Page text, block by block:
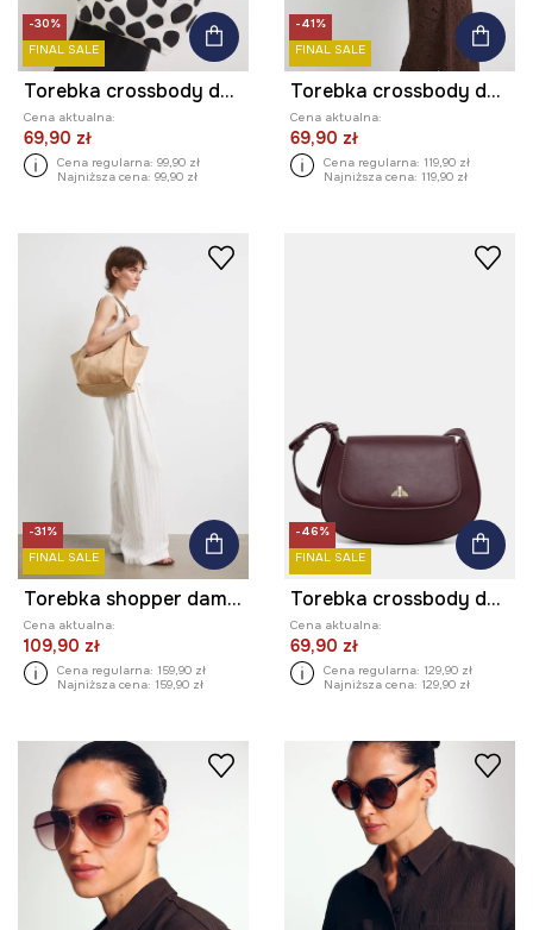
-30%
FINAL SALE
Torebka crossbody damska
Cena aktualna:
69,90 zł
Cena regularna: 99,90 zł
Najniższa cena: 99,90 zł
-41%
FINAL SALE
Torebka crossbody damska
Cena aktualna:
69,90 zł
Cena regularna: 119,90 zł
Najniższa cena: 119,90 zł
-31%
FINAL SALE
Torebka shopper damska z imitacji zamszu
Cena aktualna:
109,90 zł
Cena regularna: 159,90 zł
Najniższa cena: 159,90 zł
-46%
FINAL SALE
Torebka crossbody damska z imitacji skóry
Cena aktualna:
69,90 zł
Cena regularna: 129,90 zł
Najniższa cena: 129,90 zł